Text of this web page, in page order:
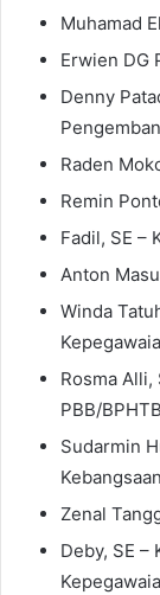
Muhamad
Erwien DG
Denny
Raden
Remin
Fadil, SE –
Anton
Winda
Rosma Alli,
PBB/
Sudarmin
Zenal
Deby, SE –